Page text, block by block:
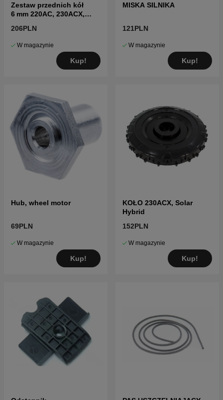
Zestaw przednich kół
6 mm 220AC, 230ACX,
206PLN
W magazynie
Kup!
MISKA SILNIKA
121PLN
W magazynie
Kup!
Hub, wheel motor
69PLN
W magazynie
Kup!
KOŁO 230ACX, Solar
Hybrid
152PLN
W magazynie
Kup!